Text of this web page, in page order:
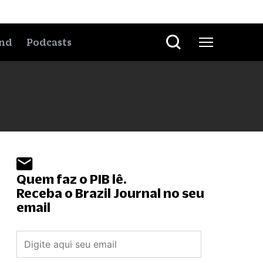
Podcasts
Quem faz o PIB lê.
Receba o Brazil Journal no seu
email